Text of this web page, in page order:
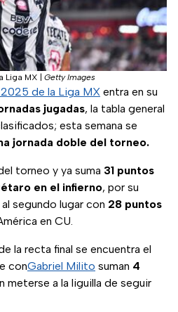
Liga MX Getty Images
de la Liga MX entra en su
jugadas, la tabla general
esta semana se
jornada doble del torneo.
torneo y ya suma 31 puntos
en el infierno, por su
segundo lugar con 28 puntos
en CU.
la recta final se encuentra el
conGabriel Milito suman 4
meterse a la liguilla de seguir